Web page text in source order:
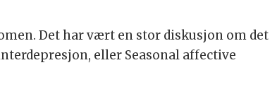
Det har vært en stor diskusjon om det
eller Seasonal affective